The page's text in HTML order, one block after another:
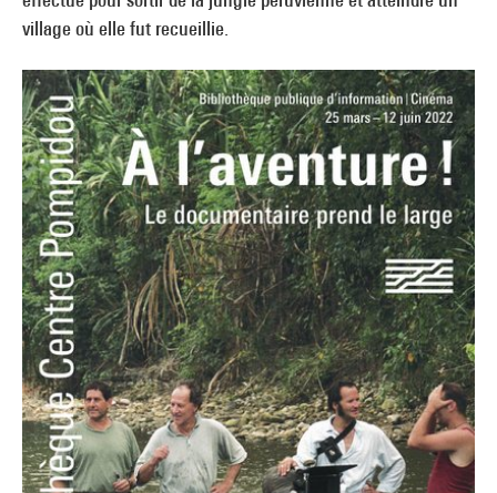
village où elle fut recueillie.